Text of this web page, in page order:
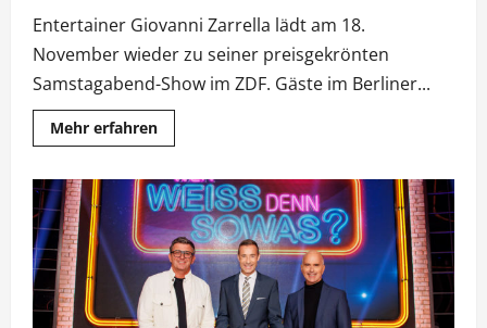
Entertainer Giovanni Zarrella lädt am 18.
November wieder zu seiner preisgekrönten
Samstagabend-Show im ZDF. Gäste im Berliner...
Mehr erfahrenMehr
Informationen
Staraufgebot
bei
der
„Giovanni
Zarrella
Show“